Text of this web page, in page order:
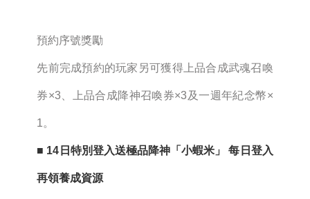
預約序號獎勵
先前完成預約的玩家另可獲得上品合成武魂召喚
券×3、上品合成降神召喚券×3及一週年紀念幣×
1。
■ 14日特別登入送極品降神「小蝦米」 每日登入
再領養成資源